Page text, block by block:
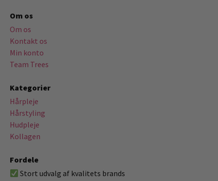
Om os
Om os
Kontakt os
Min konto
Team Trees
Kategorier
Hårpleje
Hårstyling
Hudpleje
Kollagen
Fordele
Stort udvalg af kvalitets brands